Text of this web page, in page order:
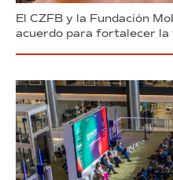
El CZFB y la Fundación
acuerdo para fortalecer